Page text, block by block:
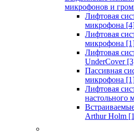
микрофонов и
Лифтовая
микрофона
Лифтовая
микрофона
Лифтовая
UnderCover
Пассивная
микрофона
Лифтовая
настольного
Arthur Holm